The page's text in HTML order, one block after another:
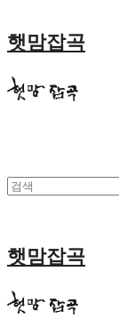
햇맘잡곡
햇맘잡곡